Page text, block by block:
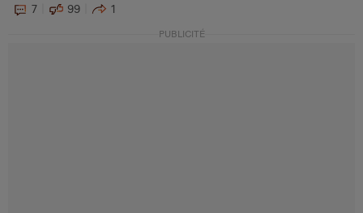
7 99 1
PUBLICITÉ